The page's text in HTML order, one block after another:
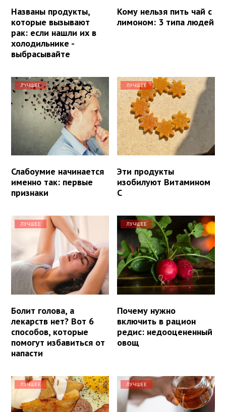
Названы продукты,
которые вызывают
рак: если нашли их в
холодильнике -
выбрасывайте
Кому нельзя пить чай с
лимоном: 3 типа людей
ЛУЧШЕЕ
Слабоумие начинается
именно так: первые
признаки
ЛУЧШЕЕ
Эти продукты
изобилуют Витамином
С
ЛУЧШЕЕ
Болит голова, а
лекарств нет? Вот 6
способов, которые
помогут избавиться от
напасти
ЛУЧШЕЕ
Почему нужно
включить в рацион
редис: недооцененный
овощ
ЛУЧШЕЕ ЛУЧШЕЕ